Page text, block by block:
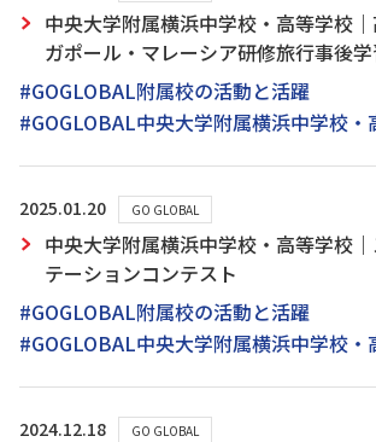
中央大学附属横浜中学校・高等学校
ガポール・マレーシア研修旅行事後学
#GOGLOBAL附属校の活動と活躍
#GOGLOBAL中央大学附属横浜中学校・
2025.01.20 GO GLOBAL
中央大学附属横浜中学校・高等学校
テーションコンテスト
#GOGLOBAL附属校の活動と活躍
#GOGLOBAL中央大学附属横浜中学校・
2024.12.18 GO GLOBAL